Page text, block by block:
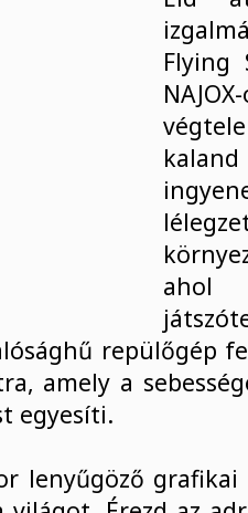
Flying
repülőgép
amely a
egyesíti.
lenyűgöző